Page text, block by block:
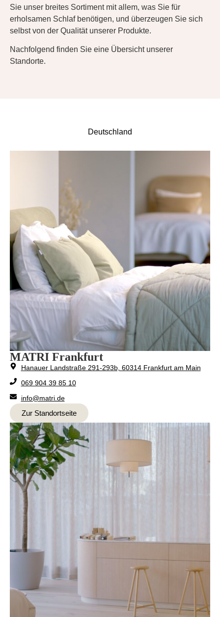
Sie unser breites Sortiment mit allem, was Sie für
erholsamen Schlaf benötigen, und überzeugen Sie sich
selbst von der Qualität unserer Produkte.
Nachfolgend finden Sie eine Übersicht unserer
Standorte.
Deutschland
MATRI Frankfurt
Hanauer Landstraße 291-293b, 60314 Frankfurt am Main
069 904 39 85 10
info@matri.de
Zur Standortseite